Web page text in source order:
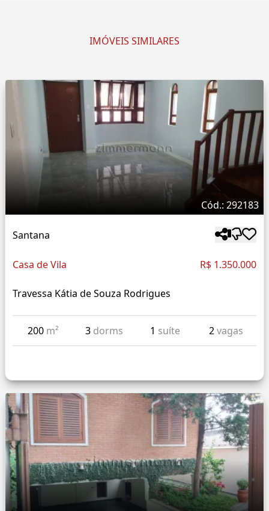
IMÓVEIS SIMILARES
Cód.: 292183
Santana
Casa de Vila R$ 1.350.000
Travessa Kátia de Souza Rodrigues
200 m² 3 dorms 1 suíte 2vagas